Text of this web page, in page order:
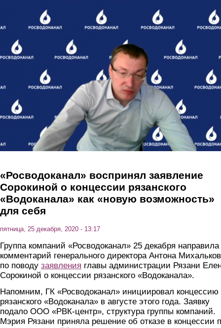
«Росводоканал» воспринял заявление
Сорокиной о концессии рязанского
«Водоканала» как «новую возможность»
для себя
пятница, 25 декабря, 2020 - 13:17
Группа компаний «Росводоканал» 25 декабря направила
комментарий генерального директора Антона
по поводу заявления главы администрации Рязани
Сорокиной о концессии рязанского «Водоканала».
Напомним, ГК «Росводоканал» инициировал концессию
рязанского «Водоканала» в августе этого года. Заявку
подало ООО «РВК-центр», структура группы компаний.
Мэрия Рязани приняла решение об отказе в концессии